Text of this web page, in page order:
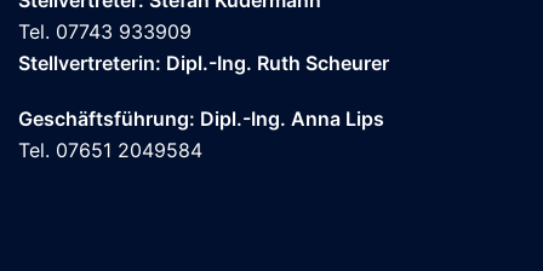
Tel. 07743 933909
Stellvertreterin: Dipl.-Ing. Ruth Scheurer
Geschäftsführung: Dipl.-Ing. Anna Lips
Tel. 07651 2049584